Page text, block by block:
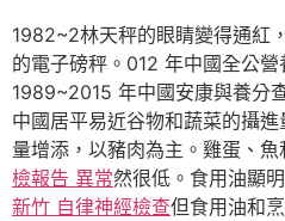
1982~2林天秤的眼睛變得通紅
的電子磅秤。012 年中國全公
1989~2015 年中國安康與養分
中國居平易近谷物和蔬菜的攝
量增添，以豬肉為主。雞蛋、
檢報告 異常然很低。食用油顯
新竹 自律神經檢查但食用油和